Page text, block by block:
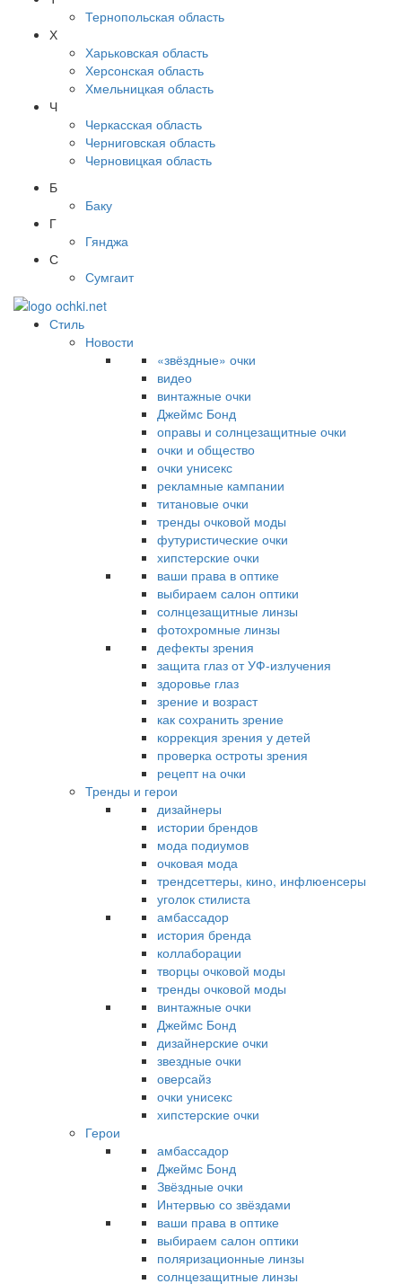
Тернопольская область
Х
Харьковская область
Херсонская область
Хмельницкая область
Ч
Черкасская область
Черниговская область
Черновицкая область
Б
Баку
Г
Гянджа
С
Сумгаит
Стиль
Новости
«звёздные» очки
видео
винтажные очки
Джеймс Бонд
оправы и солнцезащитные очки
очки и общество
очки унисекс
рекламные кампании
титановые очки
тренды очковой моды
футуристические очки
хипстерские очки
ваши права в оптике
выбираем салон оптики
солнцезащитные линзы
фотохромные линзы
дефекты зрения
защита глаз от УФ-излучения
здоровье глаз
зрение и возраст
как сохранить зрение
коррекция зрения у детей
проверка остроты зрения
рецепт на очки
Тренды и герои
дизайнеры
истории брендов
мода подиумов
очковая мода
трендсеттеры, кино, инфлюенсеры
уголок стилиста
амбассадор
история бренда
коллаборации
творцы очковой моды
тренды очковой моды
винтажные очки
Джеймс Бонд
дизайнерские очки
звездные очки
оверсайз
очки унисекс
хипстерские очки
Герои
амбассадор
Джеймс Бонд
Звёздные очки
Интервью со звёздами
ваши права в оптике
выбираем салон оптики
поляризационные линзы
солнцезащитные линзы